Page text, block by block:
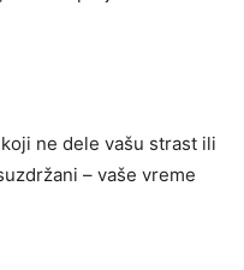
ne dele vašu strast ili
– vaše vreme